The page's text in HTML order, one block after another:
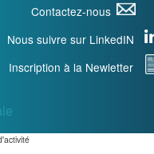
Contactez-nous
Nous suivre sur LinkedIN
Inscription à la Newletter